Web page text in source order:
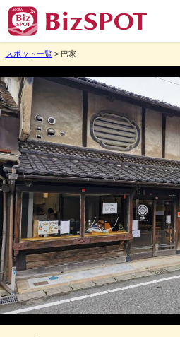
スポット一覧> 巴家